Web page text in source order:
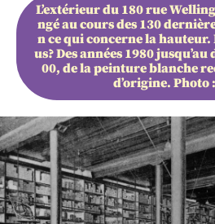
L’extérieur du 180 rue
ngé au cours des 130
n ce qui concerne la hauteur.
us? Des années 1980
00, de la peinture blanche
d’origine. Photo